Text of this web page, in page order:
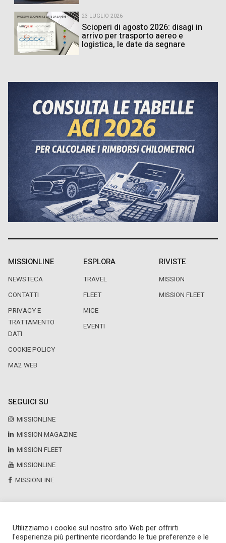
23 LUGLIO 2026
Scioperi di agosto 2026: disagi in
arrivo per trasporto aereo e
logistica, le date da segnare
MISSIONLINE
NEWSTECA
CONTATTI
PRIVACY E
TRATTAMENTO
DATI
COOKIE POLICY
MA2 WEB
ESPLORA
TRAVEL
FLEET
MICE
EVENTI
RIVISTE
MISSION
MISSION FLEET
SEGUICI SU
MISSIONLINE
MISSION MAGAZINE
MISSION FLEET
MISSIONLINE
MISSIONLINE
Copyright © 2025 by Newsteca
P.Iva 13171520151
Utilizziamo i cookie sul nostro sito Web per offrirti
l'esperienza più pertinente ricordando le tue preferenze e le